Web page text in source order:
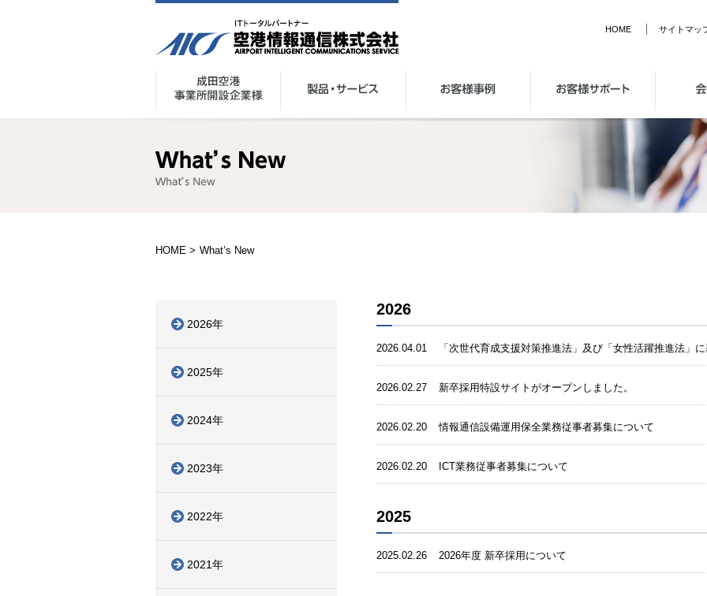
HOME サイトマッ
成田空港事業所開設企業様 製品・サービス お客様事例 お客様サポート 会社情報
HOME > What’s New
2026
2026.04.01 「次世代育成支援対策推進法」及び「女性活躍推進法」
2026.02.27 新卒採用特設サイトがオープンしました。
2026.02.20 情報通信設備運用保全業務従事者募集について
2026.02.20 ICT業務従事者募集について
2025
2025.02.26 2026年度 新卒採用について
2026年
2025年
2024年
2023年
2022年
2021年